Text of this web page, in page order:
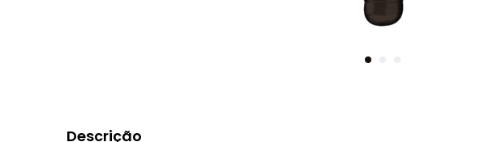
Descrição